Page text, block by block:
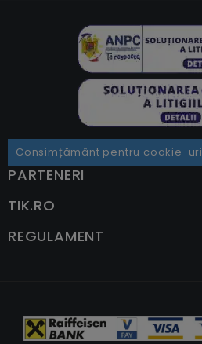
Consimțământ pentru cookie-uri
PARTENERI
TIK.RO
REGULAMENT